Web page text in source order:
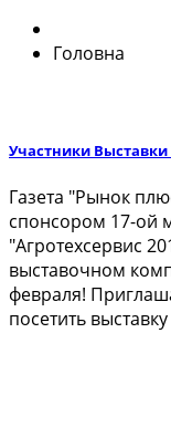
Головна
Участники Выставки
Газета "Рынок
спонсором 17-ой
"Агротехсервис
выставочном
февраля!
посетить